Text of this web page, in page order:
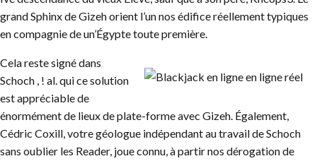
grand Sphinx de Gizeh orient l’un nos édifice réellement typiques
en compagnie de un’Égypte toute première.
Cela reste signé dans
Schoch , ! al. qui ce solution
est appréciable de
énormément de lieux de plate-forme avec Gizeh. Également,
Cédric Coxill, votre géologue indépendant au travail de Schoch
sans oublier les Reader, joue connu, à partir nos dérogation de